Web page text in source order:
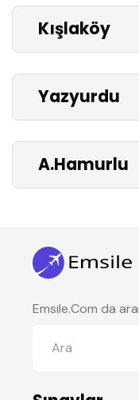
Kışlaköy
Yazyurdu
A.Hamurlu
Emsile.Com da